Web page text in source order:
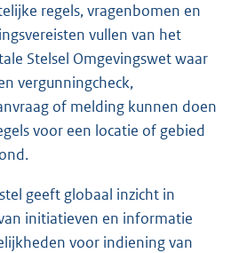
regels, vragenbomen en
vullen van het
Stelsel Omgevingswet waar
vergunningcheck,
of melding kunnen doen
voor een locatie of gebied
geeft globaal inzicht in
initiatieven en informatie
voor indiening van